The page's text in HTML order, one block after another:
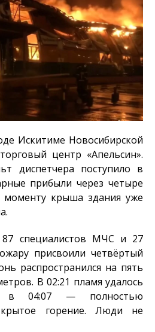
Искитиме Новосибирской
центр «Апельсин».
диспетчера поступило в
прибыли через четыре
крыша здания уже
специалистов МЧС и 27
присвоили четвёртый
распространился на пять
В 02:21 пламя удалось
в 04:07 — полностью
горение. Люди не